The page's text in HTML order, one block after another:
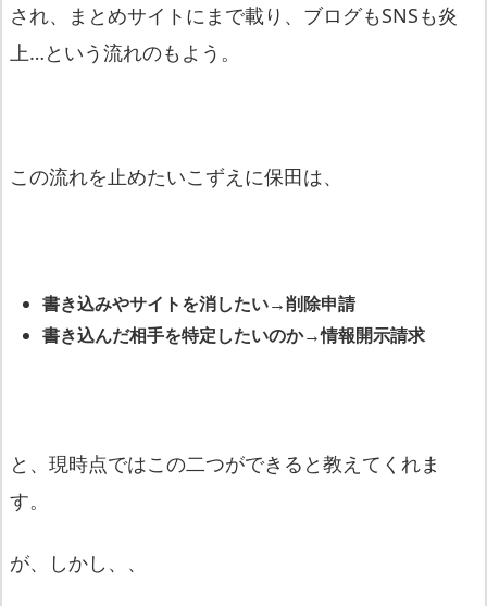
され、まとめサイトにまで載り、ブログもSNSも炎
上…という流れのもよう。
この流れを止めたいこずえに保田は、
書き込みやサイトを消したい→削除申請
書き込んだ相手を特定したいのか→情報開示請求
と、現時点ではこの二つができると教えてくれま
す。
が、しかし、、